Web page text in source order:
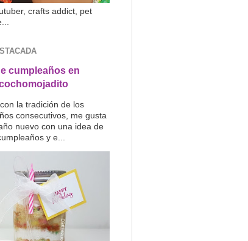
crafts addict, pet
cumpleaños en
la tradición de los
consecutivos, me gusta
nuevo con una idea de
y e...